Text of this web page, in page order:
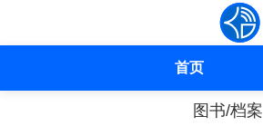
首页
图书/档案